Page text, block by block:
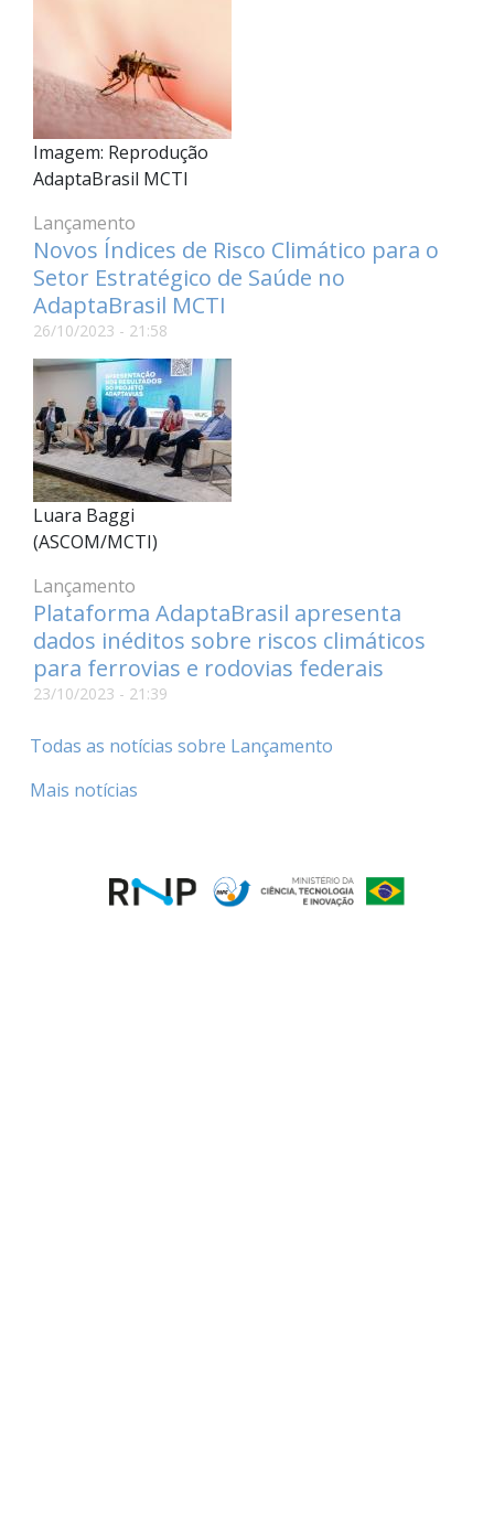
Imagem: Reprodução
AdaptaBrasil MCTI
Lançamento
Novos Índices de Risco Climático para o
Setor Estratégico de Saúde no
AdaptaBrasil MCTI
26/10/2023 - 21:58
Luara Baggi
(ASCOM/MCTI)
Lançamento
Plataforma AdaptaBrasil apresenta
dados inéditos sobre riscos climáticos
para ferrovias e rodovias federais
23/10/2023 - 21:39
Todas as notícias sobre Lançamento
Mais notícias